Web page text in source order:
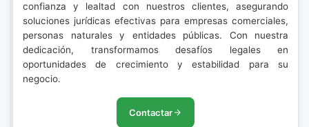
confianza y lealtad con nuestros clientes, asegurando
soluciones jurídicas efectivas para empresas comerciales,
personas naturales y entidades públicas. Con nuestra
dedicación, transformamos desafíos legales en
oportunidades de crecimiento y estabilidad para su
negocio.
Contactar